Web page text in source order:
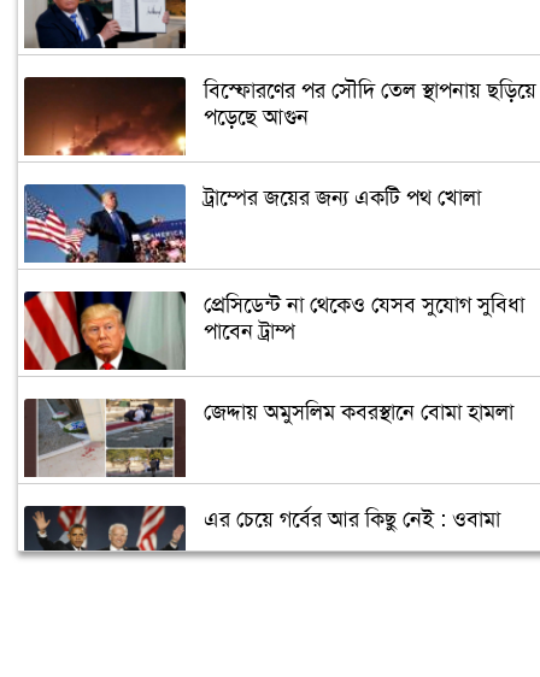
বিস্ফোরণের পর সৌদি তেল স্থাপনায় ছড়িয়ে
পড়েছে আগুন
ট্রাম্পের জয়ের জন্য একটি পথ খোলা
প্রেসিডেন্ট না থেকেও যেসব সুযোগ সুবিধা
পাবেন ট্রাম্প
জেদ্দায় অমুসলিম কবরস্থানে বোমা হামলা
এর চেয়ে গর্বের আর কিছু নেই : ওবামা